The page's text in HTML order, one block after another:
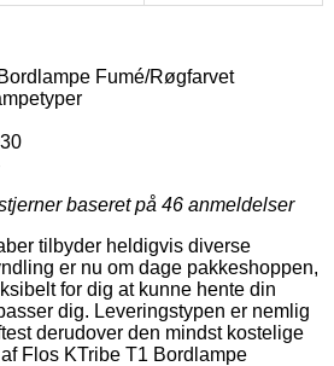
Fumé/Røgfarvet
baseret på 46 anmeldelser
tilbyder heldigvis diverse
er nu om dage pakkeshoppen,
for dig at kunne hente din
dig. Leveringstypen er nemlig
derudover den mindst kostelige
Flos KTribe T1 Bordlampe